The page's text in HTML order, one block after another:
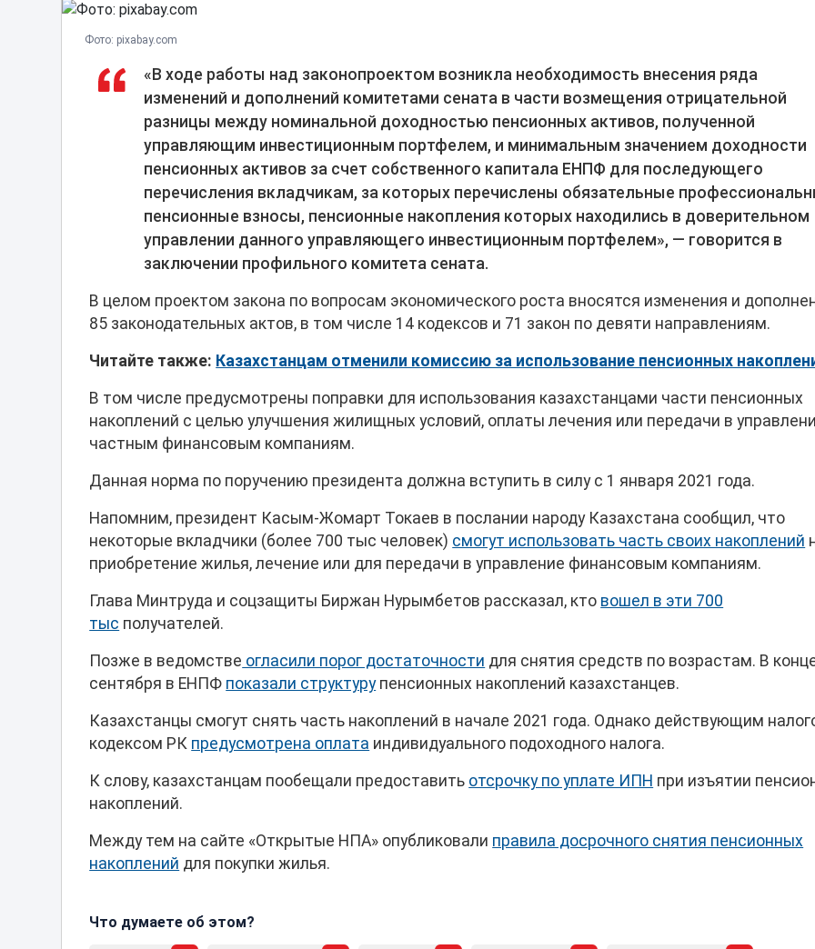
Фото: pixabay.com
«В ходе работы над законопроектом возникла необходимость внесения ряда
изменений и дополнений комитетами сената в части возмещения отрицательной
разницы между номинальной доходностью пенсионных активов, полученной
управляющим инвестиционным портфелем, и минимальным значением доходности
пенсионных активов за счет собственного капитала ЕНПФ для последующего
перечисления вкладчикам, за которых перечислены обязательные
пенсионные взносы, пенсионные накопления которых находились в доверительном
управлении данного управляющего инвестиционным портфелем», — говорится в
заключении профильного комитета сената.
В целом проектом закона по вопросам экономического роста вносятся изменения и
85 законодательных актов, в том числе 14 кодексов и 71 закон по девяти направлениям.
Читайте также: Казахстанцам отменили комиссию за использование пенсионных
В том числе предусмотрены поправки для использования казахстанцами части пенсионных
накоплений с целью улучшения жилищных условий, оплаты лечения или передачи в
частным финансовым компаниям.
Данная норма по поручению президента должна вступить в силу с 1 января 2021 года.
Напомним, президент Касым-Жомарт Токаев в послании народу Казахстана сообщил, что
некоторые вкладчики (более 700 тыс человек) смогут использовать часть своих накоплений
приобретение жилья, лечение или для передачи в управление финансовым компаниям.
Глава Минтруда и соцзащиты Биржан Нурымбетов рассказал, кто вошел в эти 700
тыс получателей.
Позже в ведомстве огласили порог достаточности для снятия средств по возрастам. В
сентября в ЕНПФ показали структурупенсионных накоплений казахстанцев.
Казахстанцы смогут снять часть накоплений в начале 2021 года. Однако действующим
кодексом РК предусмотрена оплата индивидуального подоходного налога.
К слову, казахстанцам пообещали предоставить отсрочку по уплате ИПН при изъятии
накоплений.
Между тем на сайте «Открытые НПА» опубликовали правила досрочного снятия пенсионных
накоплений для покупки жилья.
Что думаете об этом?